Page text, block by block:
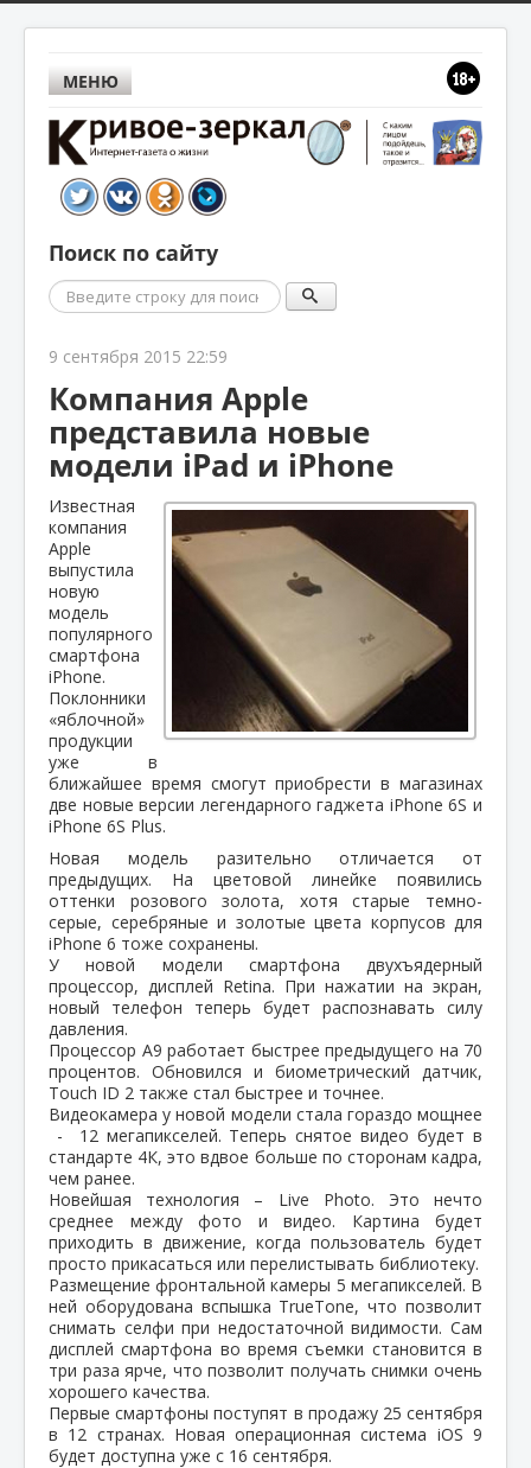
МЕНЮ
Поиск по сайту
Поиск
9 сентября 2015 22:59
Компания Apple
представила новые
модели iPad и iPhone
Известная
компания
Apple
выпустила
новую
модель
популярного
смартфона
iPhone.
Поклонники
«яблочной»
продукции
уже в
ближайшее время смогут приобрести в магазинах
две новые версии легендарного гаджета iPhone 6S и
iPhone 6S Plus.
Новая модель разительно отличается от
предыдущих. На цветовой линейке появились
оттенки розового золота, хотя старые темно-
серые, серебряные и золотые цвета корпусов для
iPhone 6 тоже сохранены.
У новой модели смартфона двухъядерный
процессор, дисплей Retina. При нажатии на экран,
новый телефон теперь будет распознавать силу
давления.
Процессор А9 работает быстрее предыдущего на 70
процентов. Обновился и биометрический датчик,
Touch ID 2 также стал быстрее и точнее.
Видеокамера у новой модели стала гораздо мощнее
- 12 мегапикселей. Теперь снятое видео будет в
стандарте 4К, это вдвое больше по сторонам кадра,
чем ранее.
Новейшая технология – Live Photo. Это нечто
среднее между фото и видео. Картина будет
приходить в движение, когда пользователь будет
просто прикасаться или перелистывать библиотеку.
Размещение фронтальной камеры 5 мегапикселей. В
ней оборудована вспышка TrueTone, что позволит
снимать селфи при недостаточной видимости. Сам
дисплей смартфона во время съемки становится в
три раза ярче, что позволит получать снимки очень
хорошего качества.
Первые смартфоны поступят в продажу 25 сентября
в 12 странах. Новая операционная система iOS 9
будет доступна уже с 16 сентября.